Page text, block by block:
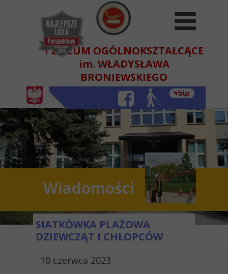
Wiadomości
10 czerwca 2023
SIATKÓWKA PLAŻOWA
DZIEWCZĄT I CHŁOPCÓW
I LICEUM OGÓLNOKSZTAŁCĄCE
im. WŁADYSŁAWA
BRONIEWSKIEGO
W BEŁCHATOWIE